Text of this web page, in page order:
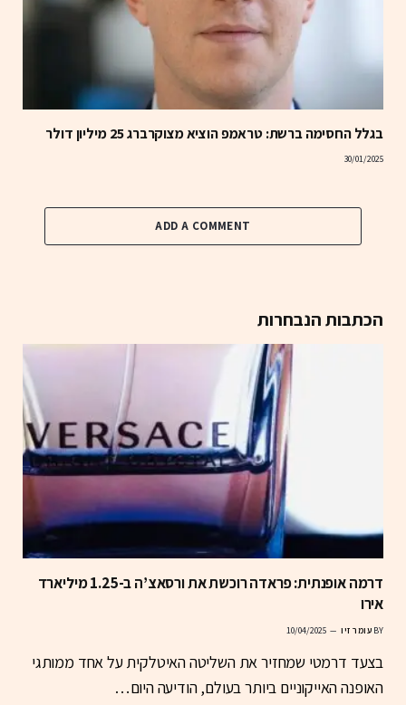
בגלל החסימה ברשת: טראמפ הוציא מצוקרברג 25 מיליון דולר
30/01/2025
ADD A COMMENT
הכתבות הנבחרות
דרמה אופנתית: פראדה רוכשת את ורסאצ’ה ב-1.25 מיליארד
אירו
BY עומר זיו 10/04/2025
בצעד דרמטי שמחזיר את השליטה האיטלקית על אחד ממותגי
האופנה האייקוניים ביותר בעולם, הודיעה היום…